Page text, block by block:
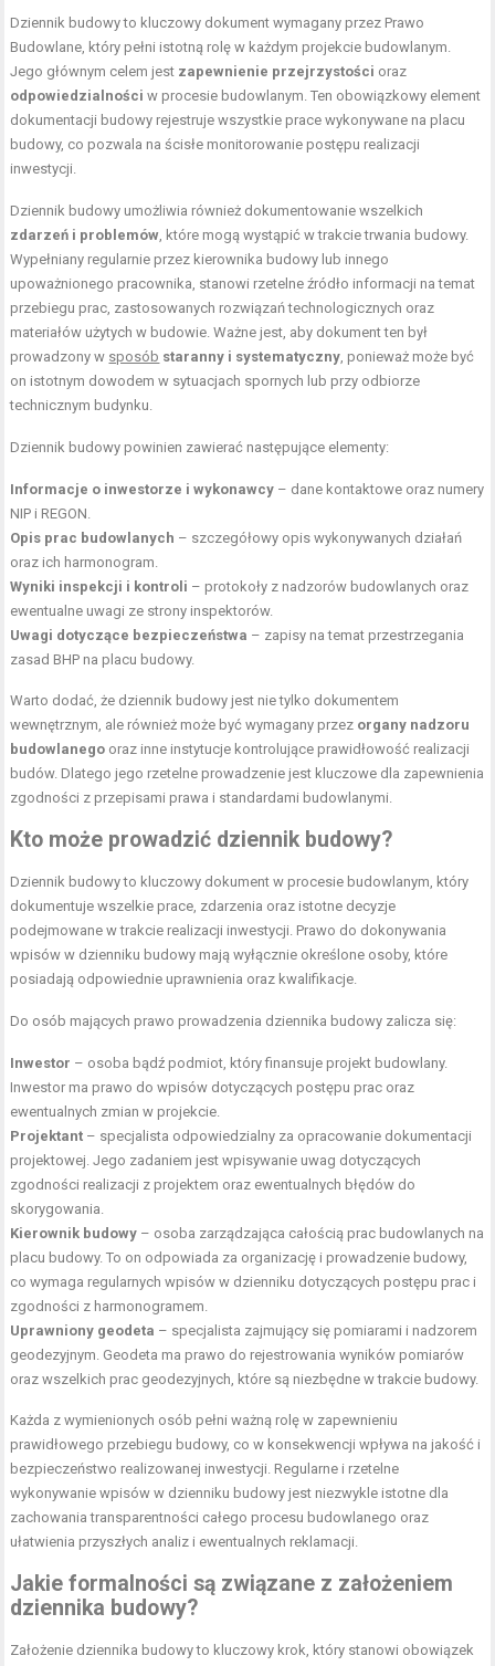
Dziennik budowy to kluczowy dokument wymagany przez Prawo
Budowlane, który pełni istotną rolę w każdym projekcie budowlanym.
Jego głównym celem jest zapewnienie przejrzystości oraz
odpowiedzialności w procesie budowlanym. Ten obowiązkowy element
dokumentacji budowy rejestruje wszystkie prace wykonywane na placu
budowy, co pozwala na ścisłe monitorowanie postępu realizacji
inwestycji.
Dziennik budowy umożliwia również dokumentowanie wszelkich
zdarzeń i problemów, które mogą wystąpić w trakcie trwania budowy.
Wypełniany regularnie przez kierownika budowy lub innego
upoważnionego pracownika, stanowi rzetelne źródło informacji na temat
przebiegu prac, zastosowanych rozwiązań technologicznych oraz
materiałów użytych w budowie. Ważne jest, aby dokument ten był
prowadzony w sposób staranny i systematyczny, ponieważ może być
on istotnym dowodem w sytuacjach spornych lub przy odbiorze
technicznym budynku.
Dziennik budowy powinien zawierać następujące elementy:
Informacje o inwestorze i wykonawcy – dane kontaktowe oraz numery
NIP i REGON.
Opis prac budowlanych – szczegółowy opis wykonywanych działań
oraz ich harmonogram.
Wyniki inspekcji i kontroli – protokoły z nadzorów budowlanych oraz
ewentualne uwagi ze strony inspektorów.
Uwagi dotyczące bezpieczeństwa – zapisy na temat przestrzegania
zasad BHP na placu budowy.
Warto dodać, że dziennik budowy jest nie tylko dokumentem
wewnętrznym, ale również może być wymagany przez organy nadzoru
budowlanego oraz inne instytucje kontrolujące prawidłowość realizacji
budów. Dlatego jego rzetelne prowadzenie jest kluczowe dla zapewnienia
zgodności z przepisami prawa i standardami budowlanymi.
Kto może prowadzić dziennik budowy?
Dziennik budowy to kluczowy dokument w procesie budowlanym, który
dokumentuje wszelkie prace, zdarzenia oraz istotne decyzje
podejmowane w trakcie realizacji inwestycji. Prawo do dokonywania
wpisów w dzienniku budowy mają wyłącznie określone osoby, które
posiadają odpowiednie uprawnienia oraz kwalifikacje.
Do osób mających prawo prowadzenia dziennika budowy zalicza się:
Inwestor – osoba bądź podmiot, który finansuje projekt budowlany.
Inwestor ma prawo do wpisów dotyczących postępu prac oraz
ewentualnych zmian w projekcie.
Projektant – specjalista odpowiedzialny za opracowanie dokumentacji
projektowej. Jego zadaniem jest wpisywanie uwag dotyczących
zgodności realizacji z projektem oraz ewentualnych błędów do
skorygowania.
Kierownik budowy – osoba zarządzająca całością prac budowlanych na
placu budowy. To on odpowiada za organizację i prowadzenie budowy,
co wymaga regularnych wpisów w dzienniku dotyczących postępu prac i
zgodności z harmonogramem.
Uprawniony geodeta – specjalista zajmujący się pomiarami i nadzorem
geodezyjnym. Geodeta ma prawo do rejestrowania wyników pomiarów
oraz wszelkich prac geodezyjnych, które są niezbędne w trakcie budowy.
Każda z wymienionych osób pełni ważną rolę w zapewnieniu
prawidłowego przebiegu budowy, co w konsekwencji wpływa na jakość i
bezpieczeństwo realizowanej inwestycji. Regularne i rzetelne
wykonywanie wpisów w dzienniku budowy jest niezwykle istotne dla
zachowania transparentności całego procesu budowlanego oraz
ułatwienia przyszłych analiz i ewentualnych reklamacji.
Jakie formalności są związane z założeniem
dziennika budowy?
Założenie dziennika budowy to kluczowy krok, który stanowi obowiązek